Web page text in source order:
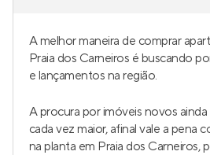
A melhor maneira de comprar
Praia dos Carneiros é buscando
e lançamentos na região.
A procura por imóveis novos ainda
cada vez maior, afinal vale a pena
na planta em Praia dos Carneiros,